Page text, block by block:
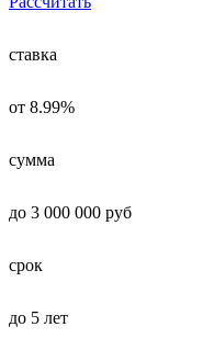
ставка
от 8.99%
сумма
до 3 000 000 руб
срок
до 5 лет